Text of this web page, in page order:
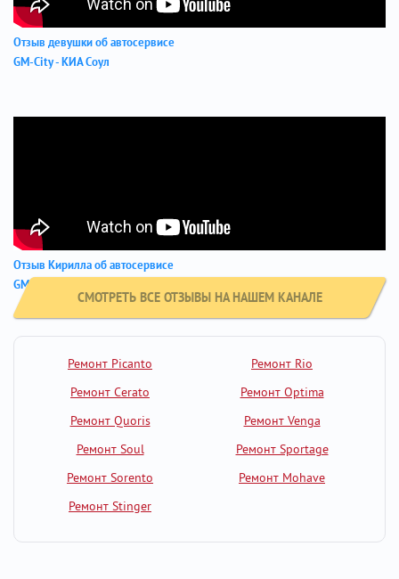
Отзыв девушки об автосервисе
GM-City - КИА Соул
Отзыв Кирилла об автосервисе
GM-City - Хендай Крета
СМОТРЕТЬ ВСЕ ОТЗЫВЫ НА НАШЕМ КАНАЛЕ
Ремонт Picanto
Ремонт Rio
Ремонт Cerato
Ремонт Optima
Ремонт Quoris
Ремонт Venga
Ремонт Soul
Ремонт Sportage
Ремонт Sorento
Ремонт Mohave
Ремонт Stinger